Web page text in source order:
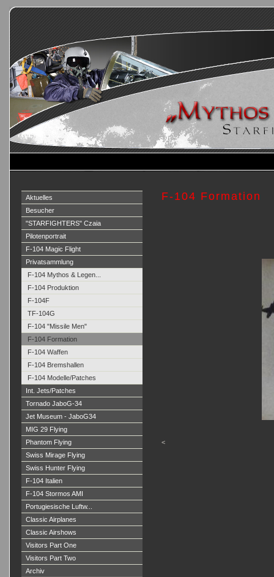
Aktuelles
Besucher
"STARFIGHTERS" Czaia
Pilotenportrait
F-104 Magic Flight
Privatsammlung
F-104 Mythos & Legen...
F-104 Produktion
F-104F
TF-104G
F-104 "Missile Men"
F-104 Formation
F-104 Waffen
F-104 Bremshallen
F-104 Modelle/Patches
Int. Jets/Patches
Tornado JaboG-34
Jet Museum - JaboG34
MIG 29 Flying
Phantom Flying
Swiss Mirage Flying
Swiss Hunter Flying
F-104 Italien
F-104 Stormos AMI
Portugiesische Luftw...
Classic Airplanes
Classic Airshows
Visitors Part One
Visitors Part Two
Archiv
F-104 Formation
<